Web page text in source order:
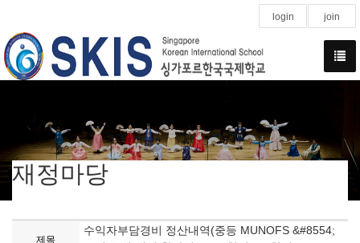
login join
재정마당
제목
수익자부담경비 정산내역(중등 MUNOFS &#8554;